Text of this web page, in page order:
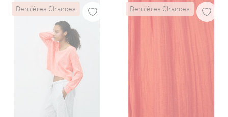
Dernières Chances Dernières Chances